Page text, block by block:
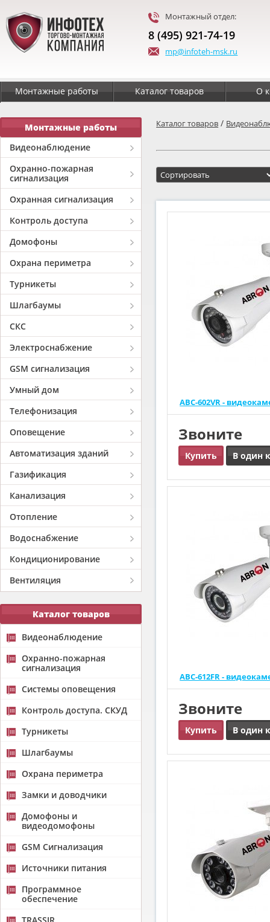
Монтажный отдел:
8 (495) 921-74-19
mp@infoteh-msk.ru
Монтажные работы Каталог товаров О
Монтажные работы
Видеонаблюдение
Охранно-пожарная
сигнализация
Охранная сигнализация
Контроль доступа
Домофоны
Охрана периметра
Турникеты
Шлагбаумы
СКС
Электроснабжение
GSM сигнализация
Умный дом
Телефонизация
Оповещение
Автоматизация зданий
Газификация
Канализация
Отопление
Водоснабжение
Кондиционирование
Вентиляция
Каталог товаров
Видеонаблюдение
Охранно-пожарная
сигнализация
Системы оповещения
Контроль доступа. СКУД
Турникеты
Шлагбаумы
Охрана периметра
Замки и доводчики
Домофоны и
видеодомофоны
GSM Сигнализация
Источники питания
Программное
обеспечение
Каталог товаров /
ABC-602VR -
Звоните
Купить В один
ABC-612FR -
Звоните
Купить В один